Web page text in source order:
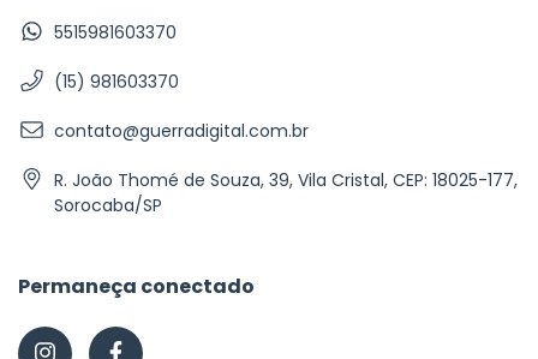
5515981603370
(15) 981603370
contato@guerradigital.com.br
R. João Thomé de Souza, 39, Vila Cristal, CEP: 18025-177,
Sorocaba/SP
Permaneça conectado